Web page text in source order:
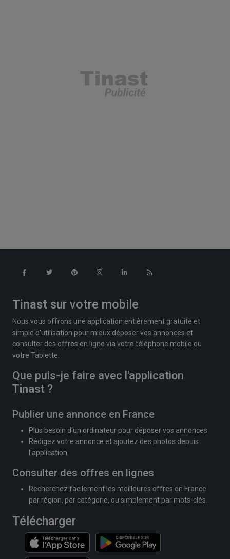
Tinast sur votre mobile
Nous vous offrons une application entièrement gratuite et
simple d'utilisation pour mieux déposer vos annonces et
consulter des offres en ligne via votre téléphone mobile ou
votre Tablette.
Que puis-je faire avec l'application
Tinast ?
Publier une annonce en France
Plus besoin d'un ordinateur pour déposer vos annonces
Rédigez votre annonce et ajoutez des photos depuis
l'application
Consulter des offres en lignes
Recherchez facilement les meilleures offres en France
par région, par catégorie, ou simplement par mots-clés.
Télécharger